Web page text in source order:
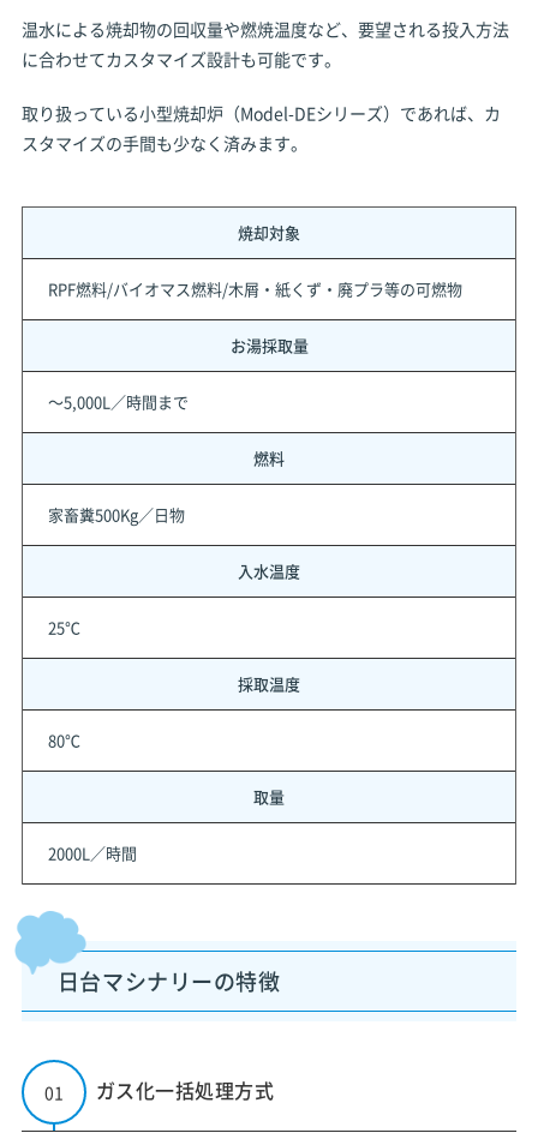
温水による焼却物の回収量や燃焼温度など、要望される投入方法
に合わせてカスタマイズ設計も可能です。
取り扱っている小型焼却炉（Model-DEシリーズ）であれば、カ
スタマイズの手間も少なく済みます。
焼却対象
RPF燃料/バイオマス燃料/木屑・紙くず・廃プラ等の可燃物
お湯採取量
～5,000L／時間まで
燃料
家畜糞500Kg／日物
入水温度
25℃
採取温度
80℃
取量
2000L／時間
日台マシナリーの特徴
ガス化一括処理方式